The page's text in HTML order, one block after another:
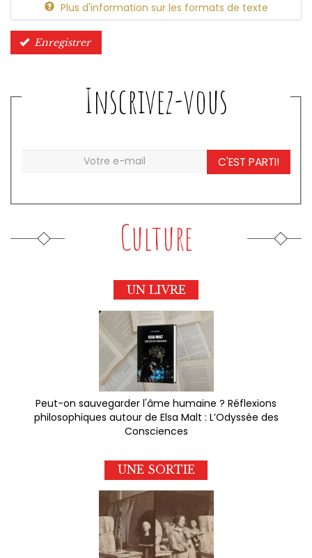
Plus d'information sur les formats de texte
Enregistrer
Inscrivez-vous
C'EST PARTI!
Culture
UN LIVRE
Peut-on sauvegarder l'âme humaine ? Réflexions
philosophiques autour de Elsa Malt : L’Odyssée des
Consciences
UNE SORTIE